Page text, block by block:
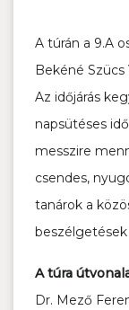
A túrán a 9.A
Bekéné
Az időjárás
napsütéses
messzire
csendes,
tanárok a
A túra
Dr. Mező